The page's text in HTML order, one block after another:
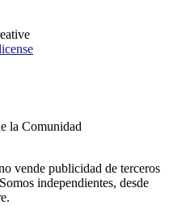
la Comunidad
vende publicidad de terceros
independientes, desde